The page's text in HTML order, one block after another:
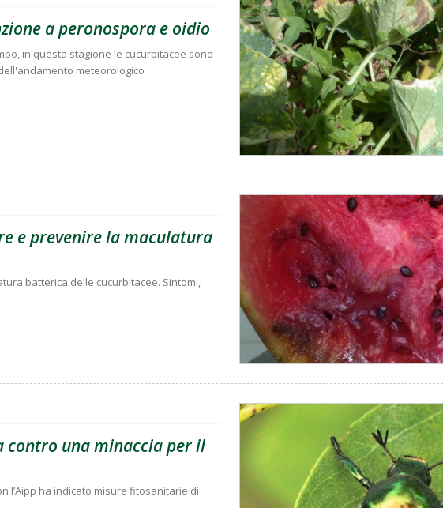
a peronospora e oidio
in questa stagione le cucurbitacee sono
meteorologico
e prevenire la maculatura
batterica delle cucurbitacee. Sintomi,
una minaccia per il
l’Aipp ha indicato misure fitosanitarie di